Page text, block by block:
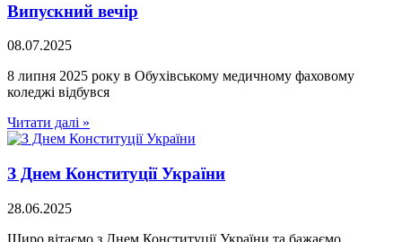
Випускний вечір
08.07.2025
8 липня 2025 року в Обухівському медичному фаховому
коледжі відбувся
Читати далі »
З Днем Конституції України
28.06.2025
Щиро вітаємо з Днем Конституції України та бажаємо